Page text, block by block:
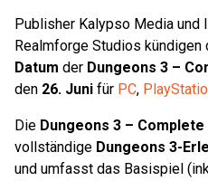
Publisher Kalypso Media und
Realmforge Studios kündigen
Datum der Dungeons 3 –
den 26. Juni für PC,
Die Dungeons 3 –
vollständige Dungeons 3-
und umfasst das Basispiel